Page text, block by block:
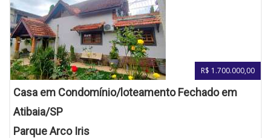
R$ 1.700.000,00
Casa em Condomínio/loteamento Fechado em
Atibaia/SP
Parque Arco Iris